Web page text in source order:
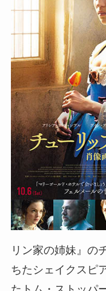
リン家の姉妹』の
ちたシェイクスピ